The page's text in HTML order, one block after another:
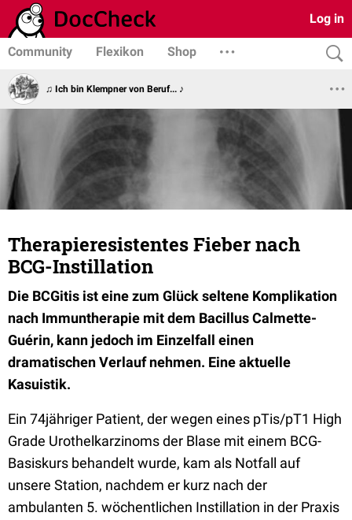
Log in
Community Flexikon Shop
♫ Ich bin Klempner von Beruf... ♪
Therapieresistentes Fieber nach
BCG-Instillation
Die BCGitis ist eine zum Glück seltene Komplikation
nach Immuntherapie mit dem Bacillus Calmette-
Guérin, kann jedoch im Einzelfall einen
dramatischen Verlauf nehmen. Eine aktuelle
Kasuistik.
Ein 74jähriger Patient, der wegen eines pTis/pT1 High
Grade Urothelkarzinoms der Blase mit einem BCG-
Basiskurs behandelt wurde, kam als Notfall auf
unsere Station, nachdem er kurz nach der
ambulanten 5. wöchentlichen Instillation in der Praxis